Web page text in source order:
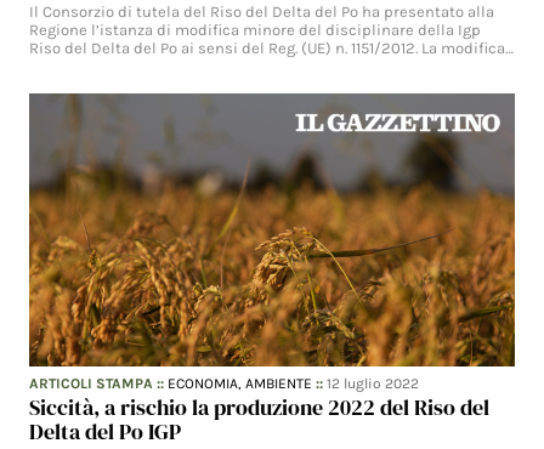
Il Consorzio di tutela del Riso del Delta del Po ha presentato alla
Regione l’istanza di modifica minore del disciplinare della Igp
Riso del Delta del Po ai sensi del Reg. (UE) n. 1151/2012. La modifica…
ARTICOLI STAMPA :: ECONOMIA,AMBIENTE ::12 luglio 2022
Siccità, a rischio la produzione 2022 del Riso del
Delta del Po IGP